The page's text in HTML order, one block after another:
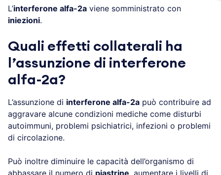
L’interferone alfa-2a viene somministrato con
iniezioni.
Quali effetti collaterali ha
l’assunzione di interferone
alfa-2a?
L’assunzione di interferone alfa-2a può contribuire ad
aggravare alcune condizioni mediche come disturbi
autoimmuni, problemi psichiatrici, infezioni o problemi
di circolazione.
Può inoltre diminuire le capacità dell’organismo di
abbassare il numero di piastrine, aumentare i livelli di